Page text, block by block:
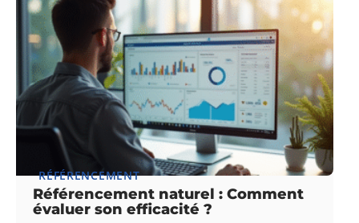
RÉFÉRENCEMENT
Référencement naturel : Comment
évaluer son efficacité ?